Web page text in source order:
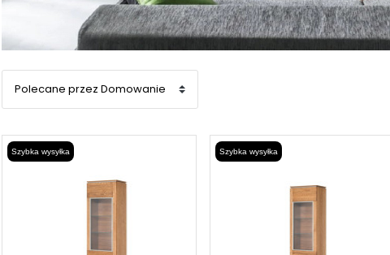
Szybka wysyłka Szybka wysyłka